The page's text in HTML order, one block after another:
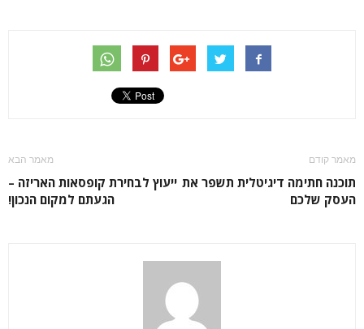
מאמר קודם
תוכנה חתימה דיגיטלית תשפר את
העסק שלכם
מאמר הבא
ייעוץ לבחירת קופסאות האריזה –
הגעתם למקום הנכון!